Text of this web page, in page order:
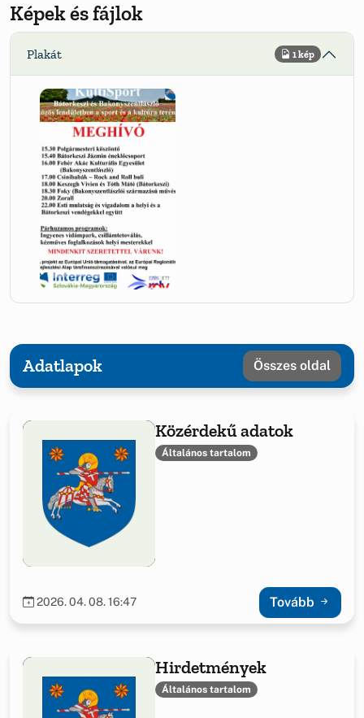
Képek és fájlok
Plakát 1 kép
Adatlapok Összes oldal
Közérdekű adatok
Általános tartalom
2026. 04. 08. 16:47 Tovább
Hirdetmények
Általános tartalom